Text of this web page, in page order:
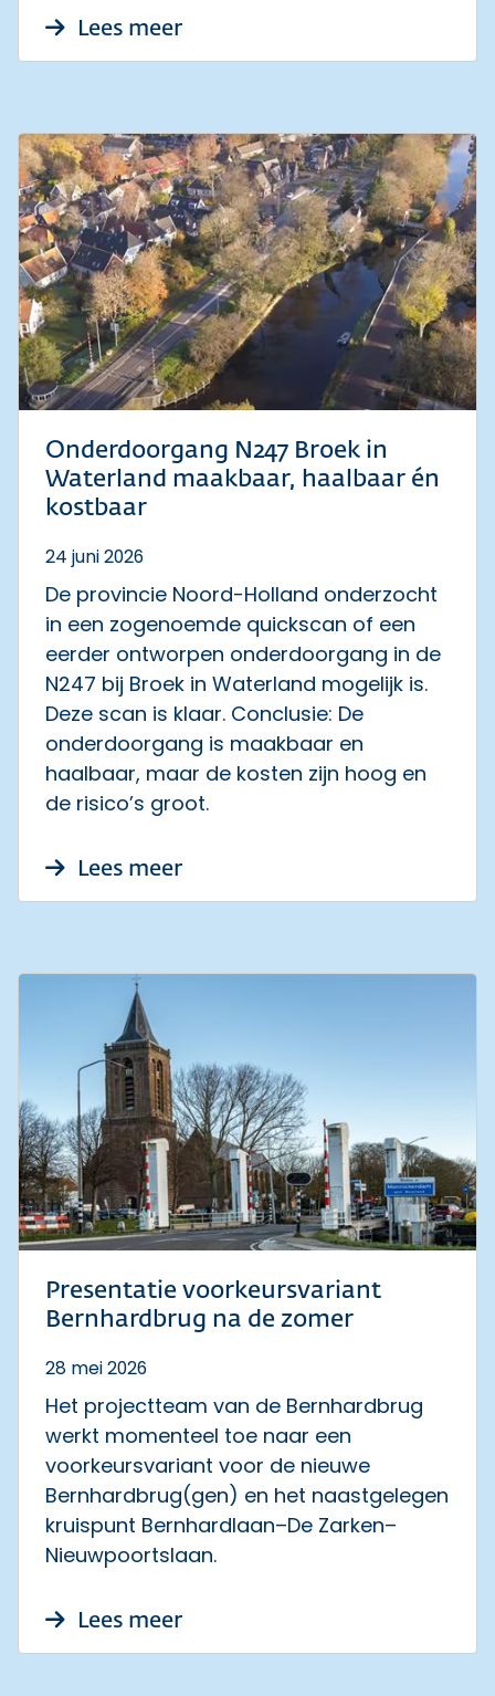
Lees meerover Golfbrekerschotten
Onderdoorgang N247 Broek in
Waterland maakbaar, haalbaar én
kostbaar
24 juni 2026
De provincie Noord-Holland onderzocht
in een zogenoemde quickscan of een
eerder ontworpen onderdoorgang in de
N247 bij Broek in Waterland mogelijk is.
Deze scan is klaar. Conclusie: De
onderdoorgang is maakbaar en
haalbaar, maar de kosten zijn hoog en
de risico’s groot.
Lees meerover Onderdoorgang N247
Presentatie voorkeursvariant
Bernhardbrug na de zomer
28 mei 2026
Het projectteam van de Bernhardbrug
werkt momenteel toe naar een
voorkeursvariant voor de nieuwe
Bernhardbrug(gen) en het naastgelegen
kruispunt Bernhardlaan–De Zarken–
Nieuwpoortslaan.
Lees meerover Presentatie